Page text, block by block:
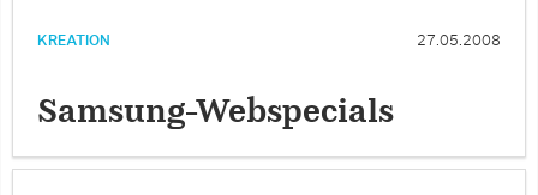
KREATION 27.05.2008
Samsung-Webspecials